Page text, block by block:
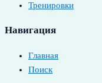
Тренировки
Навигация
Главная
Поиск